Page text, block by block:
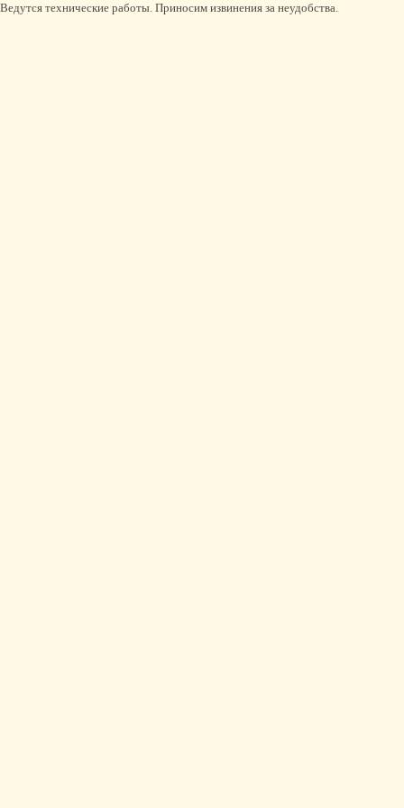
Ведутся технические работы. Приносим извинения за неудобства.